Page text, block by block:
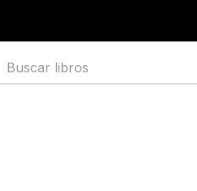
Buscar libros